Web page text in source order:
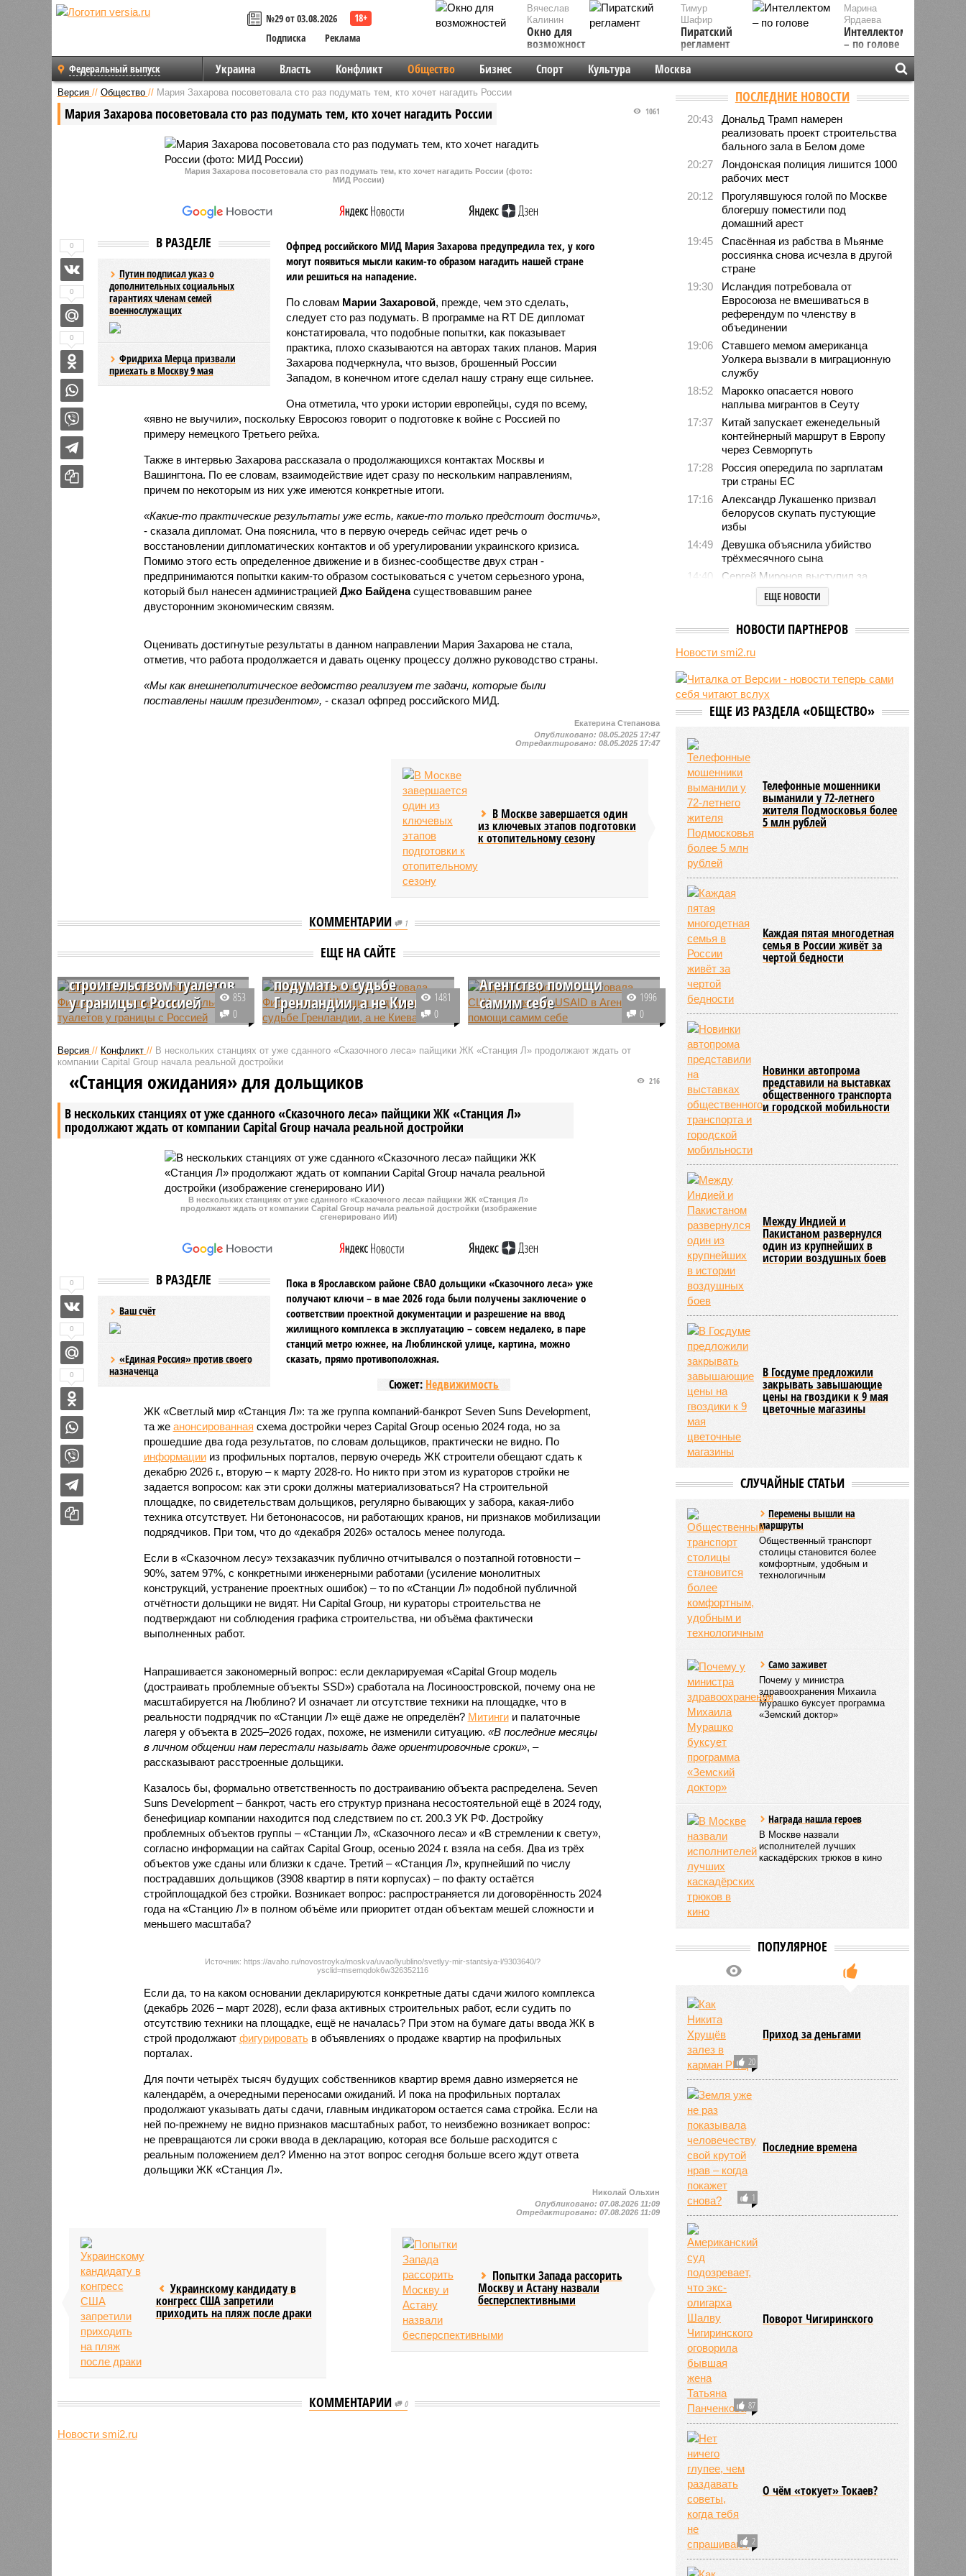
№29 от 03.08.2026
Подписка
Реклама
Вячеслав
Калинин
Окно для
возможностей
Марина
Ярдаева
Интеллектом
– по голове
Тимур
Шафир
Пиратский
регламент
Федеральный выпуск Украина Власть Конфликт Общество Бизнес Спорт Культура Москва
Версия // Общество // Мария Захарова посоветовала сто раз подумать тем, кто хочет нагадить России
Мария Захарова посоветовала сто раз подумать тем, кто хочет нагадить России 1061
Мария Захарова посоветовала сто раз подумать тем, кто хочет нагадить России (фото:
МИД России)
В РАЗДЕЛЕ
Путин подписал указ о
дополнительных социальных
гарантиях членам семей
военнослужащих
Фридриха Мерца призвали
приехать в Москву 9 мая
Офпред российского МИД Мария Захарова предупредила тех, у кого
могут появиться мысли каким-то образом нагадить нашей стране
или решиться на нападение.
По словам Марии Захаровой, прежде, чем это сделать,
следует сто раз подумать. В программе на RT DE дипломат
констатировала, что подобные попытки, как показывает
практика, плохо сказываются на авторах таких планов. Мария
Захарова подчеркнула, что вызов, брошенный России
Западом, в конечном итоге сделал нашу страну еще сильнее.
Она отметила, что уроки истории европейцы, судя по всему,
«явно не выучили», поскольку Евросоюз говорит о подготовке к войне с Россией по
примеру немецкого Третьего рейха.
Также в интервью Захарова рассказала о продолжающихся контактах Москвы и
Вашингтона. По ее словам, взаимодействие идет сразу по нескольким направлениям,
причем по некоторым из них уже имеются конкретные итоги.
«Какие-то практические результаты уже есть, какие-то только предстоит достичь»,
- сказала дипломат. Она пояснила, что в первую очередь сейчас идет речь о
восстановлении дипломатических контактов и об урегулировании украинского кризиса.
Помимо этого есть определенное движение и в бизнес-сообществе двух стран -
предпринимаются попытки каким-то образом состыковаться с учетом серьезного урона,
который был нанесен администрацией Джо Байденасуществовавшим ранее
двусторонним экономическим связям.
Оценивать достигнутые результаты в данном направлении Мария Захарова не стала,
отметив, что работа продолжается и давать оценку процессу должно руководство страны.
«Мы как внешнеполитическое ведомство реализуем те задачи, которые были
поставлены нашим президентом», - сказал офпред российского МИД.
0
0
0
Екатерина Степанова
Опубликовано:08.05.2025 17:47
Отредактировано:08.05.2025 17:47
В Москве завершается один
из ключевых этапов подготовки
к отопительному сезону
КОММЕНТАРИИ 1
ЕЩЕ НА САЙТЕ
Мария Захарова
посоветовала
строительством туалетов
у границы с Россией
Офпред российского МИД
недавнее заявление финских
властей о строительстве
защитных заграждений вплотную
853
0
Мария Захарова
посоветовала
Финляндии и Швеции
подумать о судьбе
Гренландии, а не Киева
Возобновившиеся контакты на
США пришлись не по душе
Евроатлантического региона и
истерику.
1481
0
Мария Захарова
посоветовала США
Агентство помощи
самим себе
Офпред российского МИД
случившуюся приостановку
агентства USAID (Агентства США
1996
0
Версия // Конфликт // В нескольких станциях от уже сданного «Сказочного леса» пайщики ЖК «Станция Л» продолжают ждать от
компании Capital Group начала реальной достройки
В нескольких станциях от уже сданного «Сказочного леса» пайщики ЖК «Станция Л»
продолжают ждать от компании Capital Group начала реальной достройки
216
«Станция ожидания» для дольщиков
В нескольких станциях от уже сданного «Сказочного леса» пайщики ЖК «Станция Л»
продолжают ждать от компании Capital Group начала реальной достройки (изображение
сгенерировано ИИ)
В РАЗДЕЛЕ
Ваш счёт
«Единая Россия» против своего
назначенца
Пока в Ярославском районе СВАО дольщики «Сказочного леса» уже
получают ключи – в мае 2026 года были получены заключение о
соответствии проектной документации и разрешение на ввод
жилищного комплекса в эксплуатацию – совсем недалеко, в паре
станций метро южнее, на Люблинской улице, картина, можно
сказать, прямо противоположная.
Сюжет: Недвижимость
ЖК «Светлый мир «Станция Л»: та же группа компаний-банкрот Seven Suns Development,
та же анонсированная схема достройки через Capital Group осенью 2024 года, но за
прошедшие два года результатов, по словам дольщиков, практически не видно. По
информациииз профильных порталов, первую очередь ЖК строители обещают сдать к
декабрю 2026 г., вторую – к марту 2028-го. Но никто при этом из кураторов стройки не
задается вопросом: как эти сроки должны материализоваться? На строительной
площадке, по свидетельствам дольщиков, регулярно бывающих у забора, какая-либо
техника отсутствует. Ни бетононасосов, ни работающих кранов, ни признаков мобилизации
подрядчиков. При том, что до «декабря 2026» осталось менее полугода.
Если в «Сказочном лесу» техзаказчик публично отчитывался о поэтапной готовности –
90%, затем 97%, с конкретными инженерными работами (усиление монолитных
конструкций, устранение проектных ошибок) – то по «Станции Л» подобной публичной
отчётности дольщики не видят. Ни Capital Group, ни кураторы строительства не
подтверждают ни соблюдения графика строительства, ни объёма фактически
выполненных работ.
Напрашивается закономерный вопрос: если декларируемая «Capital Group модель
(достраивать проблемные объекты SSD») сработала на Лосиноостровской, почему она не
масштабируется на Люблино? И означает ли отсутствие техники на площадке, что в
реальности подрядчик по «Станции Л» ещё даже не определён? Митингии палаточные
лагеря у объекта в 2025–2026 годах, похоже, не изменили ситуацию. «В последние месяцы
в личном общении нам перестали называть даже ориентировочные сроки», –
рассказывают расстроенные дольщики.
Казалось бы, формально ответственность по достраиванию объекта распределена. Seven
Suns Development – банкрот, часть его структур признана несостоятельной ещё в 2024 году,
бенефициар компании находится под следствием по ст. 200.3 УК РФ. Достройку
проблемных объектов группы – «Станции Л», «Сказочного леса» и «В стремлении к свету»,
согласно информации на сайтах Capital Group, осенью 2024 г. взяла на себя. Два из трёх
объектов уже сданы или близки к сдаче. Третий – «Станция Л», крупнейший по числу
пострадавших дольщиков (3908 квартир в пяти корпусах) – по факту остаётся
стройплощадкой без стройки. Возникает вопрос: распространяется ли договорённость 2024
года на «Станцию Л» в полном объёме или приоритет отдан объектам мешей сложности и
меньшего масштаба?
Источник: https://avaho.ru/novostroyka/moskva/uvao/lyublino/svetlyy-mir-stantsiya-l/9303640/?
ysclid=msemqdok6w326352116
Если да, то на каком основании декларируются конкретные даты сдачи жилого комплекса
(декабрь 2026 – март 2028), если фаза активных строительных работ, если судить по
отсутствию техники на площадке, ещё не началась? При этом на бумаге даты ввода ЖК в
строй продолжают фигурироватьв объявлениях о продаже квартир на профильных
порталах.
Для почти четырёх тысяч будущих собственников квартир время давно измеряется не
календарём, а очередными переносами ожиданий. И пока на профильных порталах
продолжают указывать даты сдачи, главным индикатором остается сама стройка. Если на
ней по-прежнему не видно признаков масштабных работ, то неизбежно возникает вопрос:
не превращаются ли сроки ввода в декларацию, которая все больше расходится с
реальным положением дел? Именно на этот вопрос сегодня больше всего ждут ответа
дольщики ЖК «Станция Л».
0
0
0
Николай Ольхин
Опубликовано:07.08.2026 11:09
Отредактировано:07.08.2026 11:09
Украинскому кандидату в
конгресс США запретили
приходить на пляж после драки
Попытки Запада рассорить
Москву и Астану назвали
бесперспективными
КОММЕНТАРИИ 0
Новости smi2.ru
ПОСЛЕДНИЕ НОВОСТИ
20:43
Дональд Трамп намерен
реализовать проект строительства
бального зала в Белом доме
20:27
Лондонская полиция лишится 1000
рабочих мест
20:12
Прогулявшуюся голой по Москве
блогершу поместили под
домашний арест
19:45
Спасённая из рабства в Мьянме
россиянка снова исчезла в другой
стране
19:30
Исландия потребовала от
Евросоюза не вмешиваться в
референдум по членству в
объединении
19:06
Ставшего мемом американца
Уолкера вызвали в миграционную
службу
18:52
Марокко опасается нового
наплыва мигрантов в Сеуту
17:37
Китай запускает еженедельный
контейнерный маршрут в Европу
через Севморпуть
17:28
Россия опередила по зарплатам
три страны ЕС
17:16
Александр Лукашенко призвал
белорусов скупать пустующие
избы
14:49
Девушка объяснила убийство
трёхмесячного сына
14:40
Сергей Миронов выступил за
увеличение пенсий детям,
потерявшим родителей
приграничные болота против
России
перевозки групп детей автобусами
13:04
В России с начала 2026 года
существенно вырос объём выдачи
ЕЩЕ НОВОСТИ
НОВОСТИ ПАРТНЕРОВ
Новости smi2.ru
ЕЩЕ ИЗ РАЗДЕЛА «ОБЩЕСТВО»
Телефонные мошенники
выманили у 72-летнего
жителя Подмосковья более
5 млн рублей
Каждая пятая многодетная
семья в России живёт за
чертой бедности
Новинки автопрома
представили на выставках
общественного транспорта
и городской мобильности
Между Индией и
Пакистаном развернулся
один из крупнейших в
истории воздушных боев
В Госдуме предложили
закрывать завышающие
цены на гвоздики к 9 мая
цветочные магазины
СЛУЧАЙНЫЕ СТАТЬИ
Перемены вышли на
маршруты
Общественный транспорт
столицы становится более
комфортным, удобным и
технологичным
Само заживет
Почему у министра
здравоохранения Михаила
Мурашко буксует программа
«Земский доктор»
Награда нашла героев
В Москве назвали
исполнителей лучших
каскадёрских трюков в кино
ПОПУЛЯРНОЕ
20
Приход за деньгами
1
Последние времена
87
Поворот Чигиринского
2
О чём «токует» Токаев?